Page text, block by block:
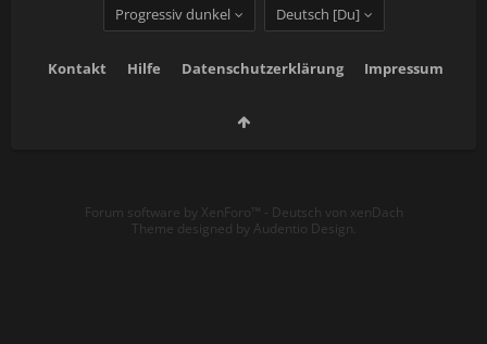
Progressiv dunkel Deutsch [Du]
Kontakt Hilfe Datenschutzerklärung Impressum
Forum software by XenForo™ - Deutsch von xenDach
Theme designed by Audentio Design.